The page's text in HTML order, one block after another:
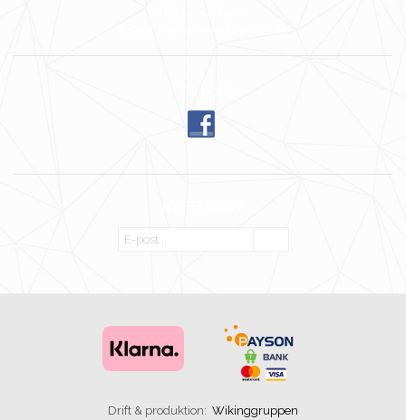
Drift & produktion: Wikinggruppen